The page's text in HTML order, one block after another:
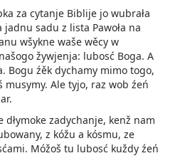
za cytanje Biblije jo wubrała
sadu z lista Pawoła na
wšykne waše wěcy w
žywjenja: lubosć Boga. A
Bogu źěk dychamy mimo togo,
musymy. Ale tyjo, raz wob źeń
dłymoke zadychanje, kenž nam
z kóžu a kósmu, ze
Móžoš tu lubosć kuždy źeń